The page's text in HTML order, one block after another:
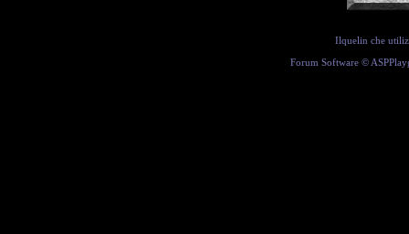
Ilquelin che
Forum Software ©